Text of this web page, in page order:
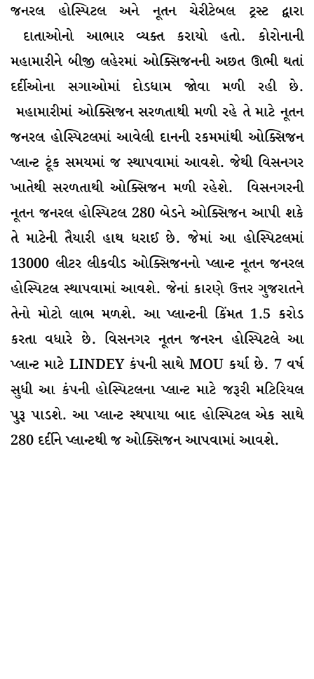
જનરલ હોસ્પિટલ અને નૂતન ચેરીટેબલ ટ્રસ્ટ દ્વારા
દાતાઓનો આભાર વ્યક્ત કરાયો હતો. કોરોનાની
મહામારીને બીજી લહેરમાં ઓક્સિજનની અછત ઊભી થતાં
દર્દીઓના સગાઓમાં દોડધામ જોવા મળી રહી છે.
મહામારીમાં ઓક્સિજન સરળતાથી મળી રહે તે માટે નૂતન
જનરલ હોસ્પિટલમાં આવેલી દાનની રકમમાંથી ઓક્સિજન
પ્લાન્ટ ટૂંક સમયમાં જ સ્થાપવામાં આવશે. જેથી વિસનગર
ખાતેથી સરળતાથી ઓક્સિજન મળી રહેશે. વિસનગરની
નૂતન જનરલ હોસ્પિટલ 280 બેડને ઓક્સિજન આપી શકે
તે માટેની તૈયારી હાથ ધરાઈ છે. જેમાં આ હોસ્પિટલમાં
13000 લીટર લીકવીડ ઓક્સિજનનો પ્લાન્ટ નૂતન જનરલ
હોસ્પિટલ સ્થાપવામાં આવશે. જેનાં કારણે ઉત્તર ગુજરાતને
તેનો મોટો લાભ મળશે. આ પ્લાન્ટની કિંમત 1.5 કરોડ
કરતા વધારે છે. વિસનગર નૂતન જનરન હોસ્પિટલે આ
પ્લાન્ટ માટે LINDEY કંપની સાથે MOU કર્યા છે. 7 વર્ષ
સુધી આ કંપની હોસ્પિટલના પ્લાન્ટ માટે જરૂરી મટિરિયલ
પુરૂ પાડશે. આ પ્લાન્ટ સ્થપાયા બાદ હોસ્પિટલ એક સાથે
280 દર્દીને પ્લાન્ટથી જ ઓક્સિજન આપવામાં આવશે.